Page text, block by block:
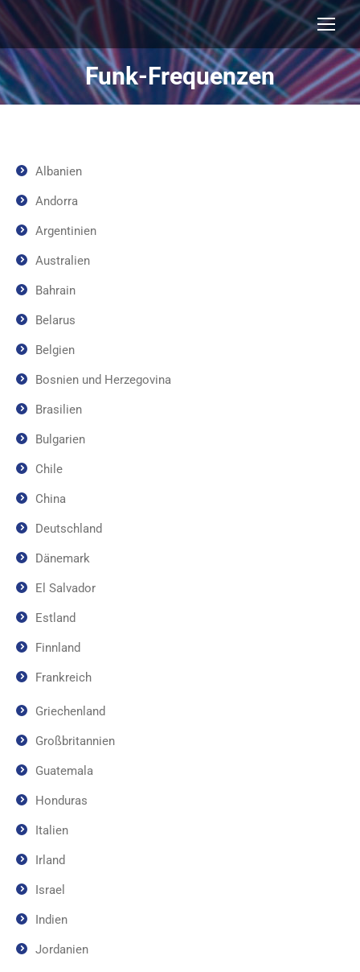
Funk-Frequenzen
Albanien
Andorra
Argentinien
Australien
Bahrain
Belarus
Belgien
Bosnien und Herzegovina
Brasilien
Bulgarien
Chile
China
Deutschland
Dänemark
El Salvador
Estland
Finnland
Frankreich
Griechenland
Großbritannien
Guatemala
Honduras
Italien
Irland
Israel
Indien
Jordanien